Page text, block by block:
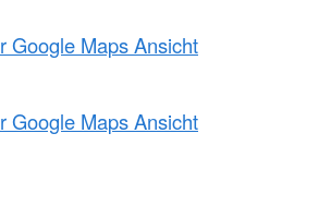
Google Maps Ansicht
Google Maps Ansicht